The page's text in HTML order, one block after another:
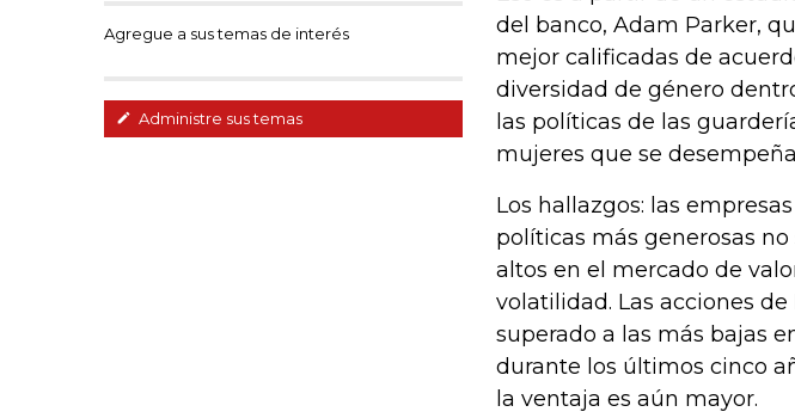
Agregue a sus temas de interés
Administre sus temas
del banco, Adam Parker,
mejor calificadas de
diversidad de género
las políticas de las
mujeres que se
Los hallazgos: las
políticas más generosas
altos en el mercado de
volatilidad. Las acciones
superado a las más bajas
durante los últimos cinco
la ventaja es aún mayor.